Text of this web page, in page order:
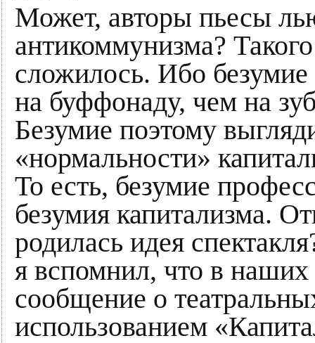
Может, авторы пьесы
антикоммунизма?
сложилось. Ибо
на буффонаду, чем на
Безумие поэтому
«нормальности»
То есть, безумие
безумия капитализма.
родилась идея
я вспомнил, что в
сообщение о
использованием